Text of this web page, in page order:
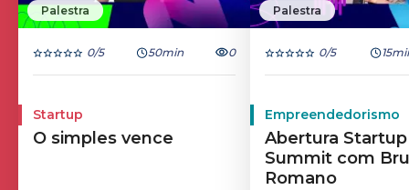
Palestra
0/5 50min 0
Startup
O simples vence
Palestra
0/5
Empreendedorismo
Abertura Startup
Summit com
Romano